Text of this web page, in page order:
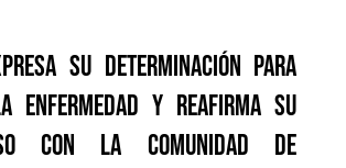
su determinación para
enfermedad y reafirma su
con la comunidad de